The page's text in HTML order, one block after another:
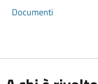
Documenti